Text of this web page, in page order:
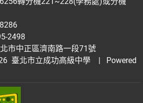
2498
市中正區濟南路一段71號
臺北市立成功高級中學
| Powered